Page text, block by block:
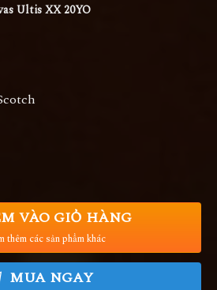
Ultis XX 20YO
VÀO GIỎ HÀNG
thêm các sản phẩm khác
MUA NGAY